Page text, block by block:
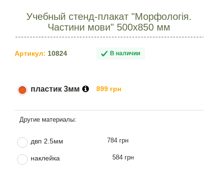
Учебный стенд-плакат "Морфологія.
Частини мови" 500х850 мм
Артикул: 10824 В наличии
пластик 3мм 899 грн
двп 2.5мм 784 грн
наклейка 584 грн